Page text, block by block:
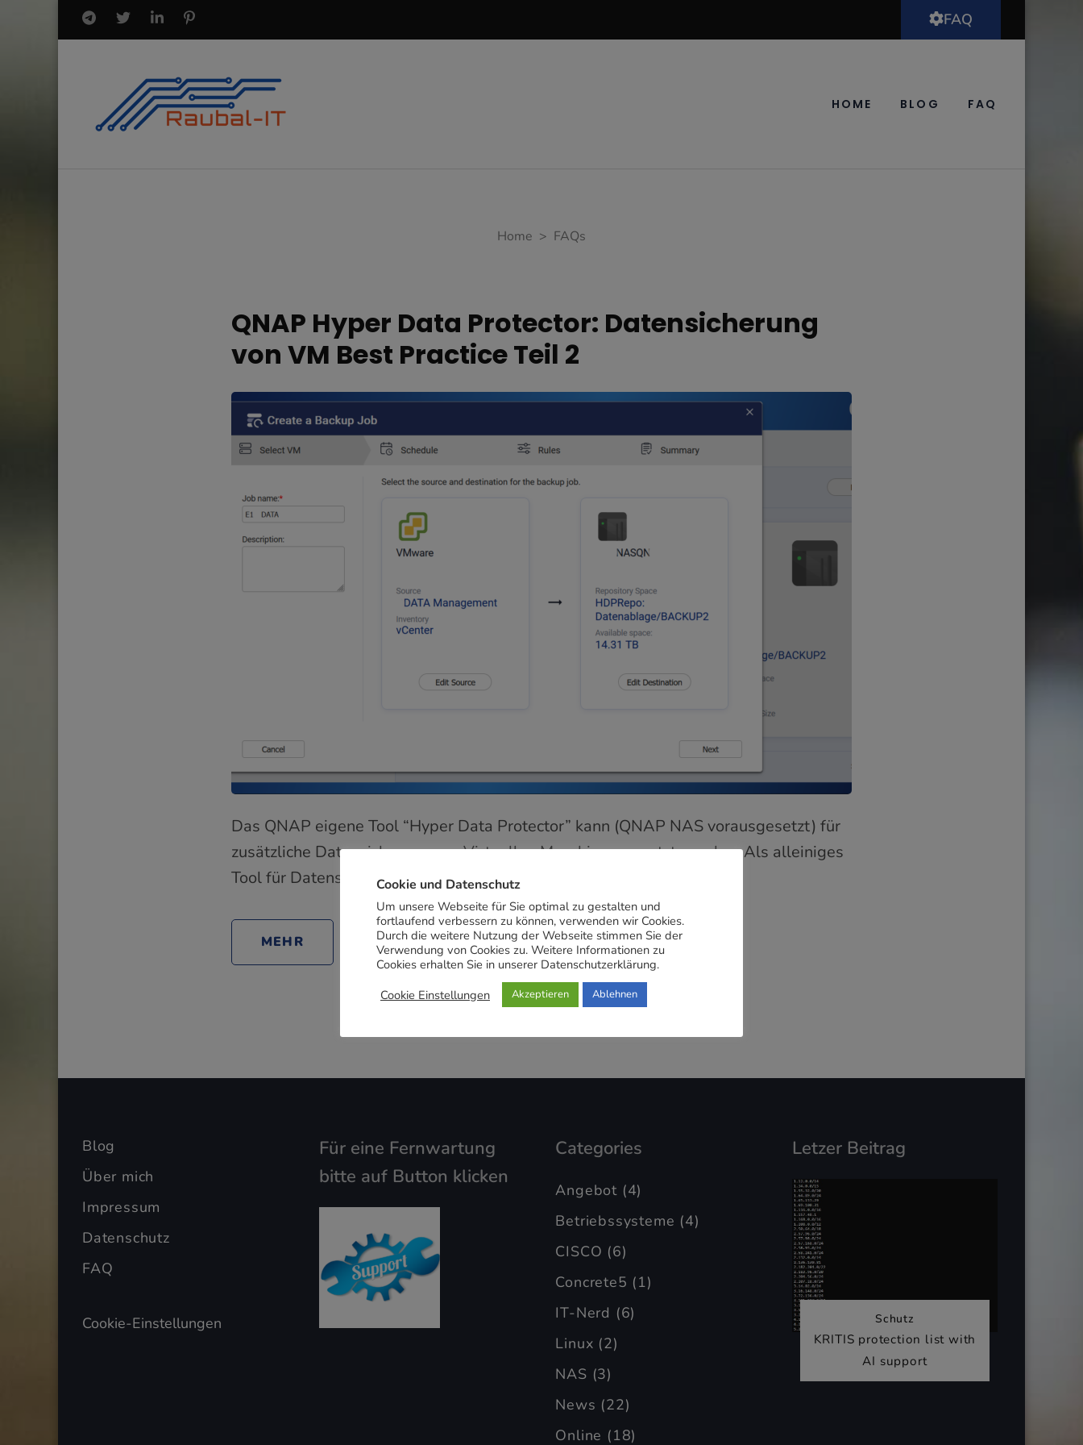
FAQ
HOME BLOG FAQ
Home > FAQs
QNAP Hyper Data Protector: Datensicherung
von VM Best Practice Teil 2
Das QNAP eigene Tool “Hyper Data Protector” kann (QNAP NAS vorausgesetzt) für
zusätzliche Datensicherung von Virtuellen Maschinen genutzt werden. Als alleiniges
Tool für Datensicherung ist es jedoch nicht empfehlenswert.
MEHR
Blog
Über mich
Impressum
Datenschutz
FAQ
Cookie-Einstellungen
Für eine Fernwartung
bitte auf Button klicken
Categories
Angebot (4)
Betriebssysteme (4)
CISCO (6)
Concrete5 (1)
IT-Nerd (6)
Linux (2)
NAS (3)
News (22)
Online (18)
Letzer Beitrag
Schutz
KRITIS protection list with
AI support
Cookie und Datenschutz
Um unsere Webseite für Sie optimal zu gestalten und
fortlaufend verbessern zu können, verwenden wir Cookies.
Durch die weitere Nutzung der Webseite stimmen Sie der
Verwendung von Cookies zu. Weitere Informationen zu
Cookies erhalten Sie in unserer Datenschutzerklärung.
Cookie Einstellungen
Akzeptieren Ablehnen